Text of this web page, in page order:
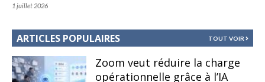
1 juillet 2026
ARTICLES POPULAIRES TOUT VOIR
Zoom veut réduire la charge
opérationnelle grâce à l’IA